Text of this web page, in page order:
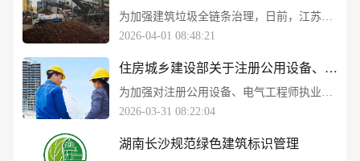
为加强建筑垃圾全链条治理，日前，江苏省住房城乡建设厅会同相关部门组织编制了《建筑垃圾资源化利用产品应用及质量控制指南》，从推广应用、责任压实、质量管控、部门协同四方面提出具体要求，推动建筑垃圾再生利用行业高质量发展。
2026-04-01 08:48:21
住房城乡建设部关于注册公用设备、电气工程师执业的通知
为加强对注册公用设备、电气工程师执业活动的管理，落实注册公用设备、电气工程师执业权利和责任，维护公共利益和建筑市场秩序，根据《建设工程质量管理条例》、《建设工程勘察设计管理条例》、《勘察设计注册工程师管理规定》等有关规定，现将注册公用设备、电气工程师执业有关事项通知如下。
2026-03-31 08:22:04
湖南长沙规范绿色建筑标识管理